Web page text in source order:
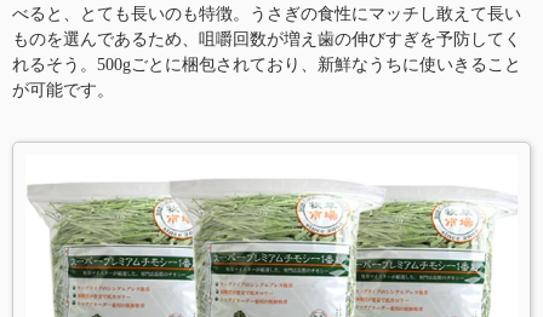
べると、とても長いのも特徴。うさぎの食性にマッチし敢えて長い
ものを選んであるため、咀嚼回数が増え歯の伸びすぎを予防してく
れるそう。500gごとに梱包されており、新鮮なうちに使いきること
が可能です。